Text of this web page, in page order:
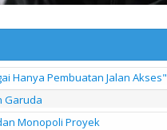
Hanya Pembuatan Jalan Akses"
Garuda
Monopoli Proyek